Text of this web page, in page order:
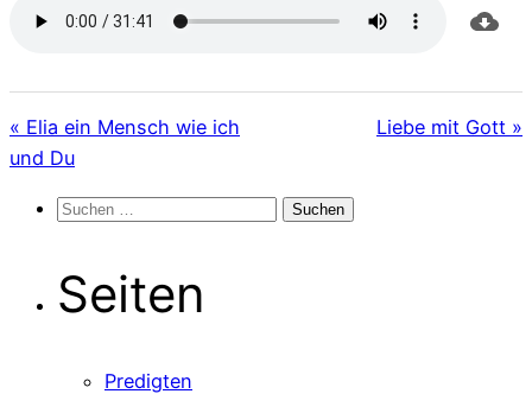
« Elia ein Mensch wie ich
und Du
Liebe mit Gott »
Suchen
Seiten
Predigten